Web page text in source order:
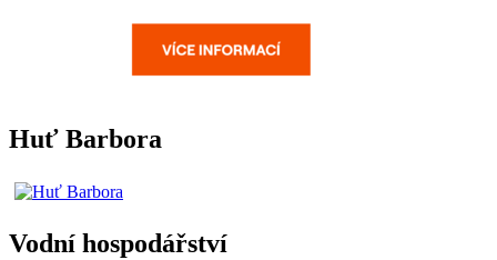
Huť Barbora
Vodní hospodářství